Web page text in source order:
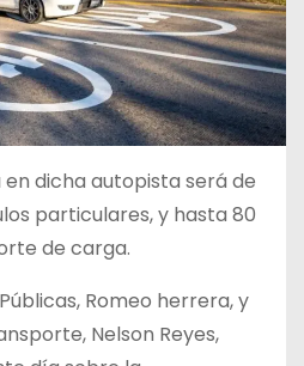
dicha autopista será de
particulares, y hasta 80
de carga.
Romeo herrera, y
Nelson Reyes,